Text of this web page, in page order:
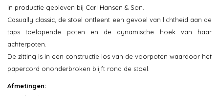
in productie gebleven bij Carl Hansen & Son.
Casually classic, de stoel ontleent een gevoel van lichtheid aan de
taps toelopende poten en de dynamische hoek van haar
achterpoten.
De zitting is in een constructie los van de voorpoten waardoor het
papercord ononderbroken blijft rond de stoel.
Afmetingen: